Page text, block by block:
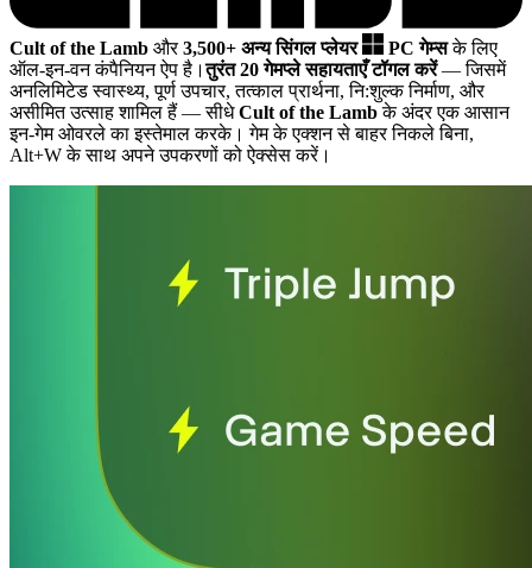
Cult of the Lamb और3,500+ अन्य सिंगल प्लेयर PC गेम्सके लिए
ऑल-इन-वन कंपैनियन ऐप है।तुरंत 20 गेमप्ले सहायताएँ टॉगल करें— जिसमें
अनलिमिटेड स्वास्थ्य, पूर्ण उपचार, तत्काल प्रार्थना, नि:शुल्क निर्माण, और
असीमित उत्साह शामिल हैं — सीधेCult of the Lambके अंदर एक आसान
इन-गेम ओवरले का इस्तेमाल करके। गेम के एक्शन से बाहर निकले बिना,
Alt+W के साथ अपने उपकरणों को ऐक्सेस करें।